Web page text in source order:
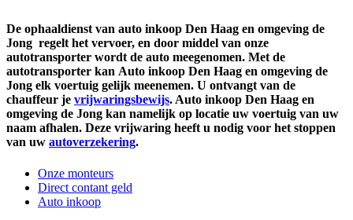
De ophaaldienst van auto inkoop Den Haag en omgeving de
Jong regelt het vervoer, en door middel van onze
autotransporter wordt de auto meegenomen. Met de
autotransporter kan Auto inkoop Den Haag en omgeving de
Jong elk voertuig gelijk meenemen. U ontvangt van de
chauffeur je vrijwaringsbewijs. Auto inkoop Den Haag en
omgeving de Jong kan namelijk op locatie uw voertuig van uw
naam afhalen. Deze vrijwaring heeft u nodig voor het stoppen
van uw autoverzekering.
Onze monteurs
Direct contant geld
Auto inkoop